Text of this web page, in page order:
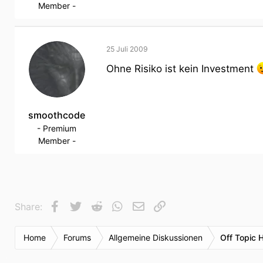
Member -
smoothcode
- Premium
Member -
25 Juli 2009
Ohne Risiko ist kein Investment
Share: FacebookTwitterReddit WhatsApp
E-Mail
Home Forums Allgemeine Diskussionen Off Topic